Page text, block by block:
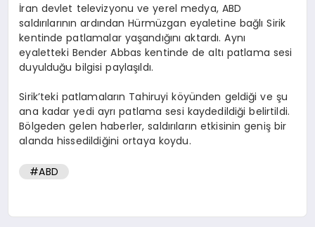
İran devlet televizyonu ve yerel medya, ABD
saldırılarının ardından Hürmüzgan eyaletine bağlı Sirik
kentinde patlamalar yaşandığını aktardı. Aynı
eyaletteki Bender Abbas kentinde de altı patlama sesi
duyulduğu bilgisi paylaşıldı.
Sirik’teki patlamaların Tahiruyi köyünden geldiği ve şu
ana kadar yedi ayrı patlama sesi kaydedildiği belirtildi.
Bölgeden gelen haberler, saldırıların etkisinin geniş bir
alanda hissedildiğini ortaya koydu.
#ABD